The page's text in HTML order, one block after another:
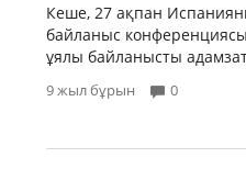
Кеше, 27 ақпан
байланыс
ұялы байланысты
9 жыл бұрын 0